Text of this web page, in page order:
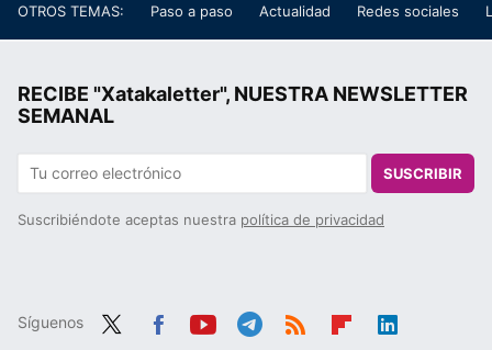
OTROS TEMAS: Paso a paso Actualidad Redes sociales
RECIBE "Xatakaletter", NUESTRA NEWSLETTER
SEMANAL
SUSCRIBIR
Suscribiéndote aceptas nuestra política de privacidad
Síguenos